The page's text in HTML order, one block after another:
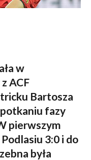
w
ACF
Bartosza
fazy
pierwszym
3:0 i do
była